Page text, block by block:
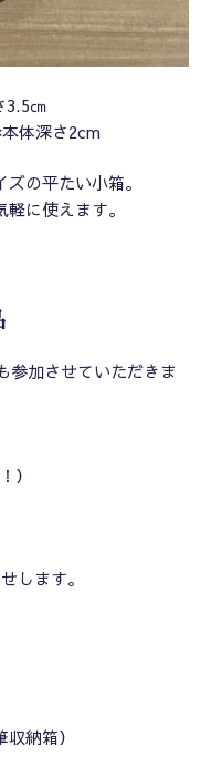
3.5㎝
体深さ2cm
の平たい小箱。
に使えます。
参加させていただきま
）
します。
納箱）